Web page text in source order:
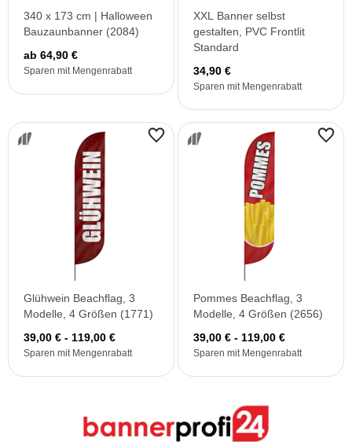
340 x 173 cm | Halloween
Bauzaunbanner (2084)
ab 64,90 €
Sparen mit Mengenrabatt
XXL Banner selbst
gestalten, PVC Frontlit
Standard
34,90 €
Sparen mit Mengenrabatt
Glühwein Beachflag, 3
Modelle, 4 Größen (1771)
39,00 € - 119,00 €
Sparen mit Mengenrabatt
Pommes Beachflag, 3
Modelle, 4 Größen (2656)
39,00 € - 119,00 €
Sparen mit Mengenrabatt